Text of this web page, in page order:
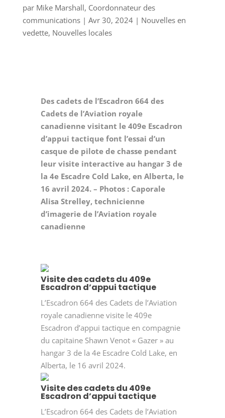
par Mike Marshall, Coordonnateur des
communications| Avr 30, 2024| Nouvelles en
vedette, Nouvelles locales
Des cadets de l’Escadron 664 des
Cadets de l’Aviation royale
canadienne visitant le 409e Escadron
d’appui tactique font l’essai d’un
casque de pilote de chasse pendant
leur visite interactive au hangar 3 de
la 4e Escadre Cold Lake, en Alberta, le
16 avril 2024. – Photos : Caporale
Alisa Strelley, technicienne
d’imagerie de l’Aviation royale
canadienne
Visite des cadets du 409e
Escadron d’appui tactique
L’Escadron 664 des Cadets de l’Aviation
royale canadienne visite le 409e
Escadron d’appui tactique en compagnie
du capitaine Shawn Venot « Gazer » au
hangar 3 de la 4e Escadre Cold Lake, en
Alberta, le 16 avril 2024.
Visite des cadets du 409e
Escadron d’appui tactique
L’Escadron 664 des Cadets de l’Aviation